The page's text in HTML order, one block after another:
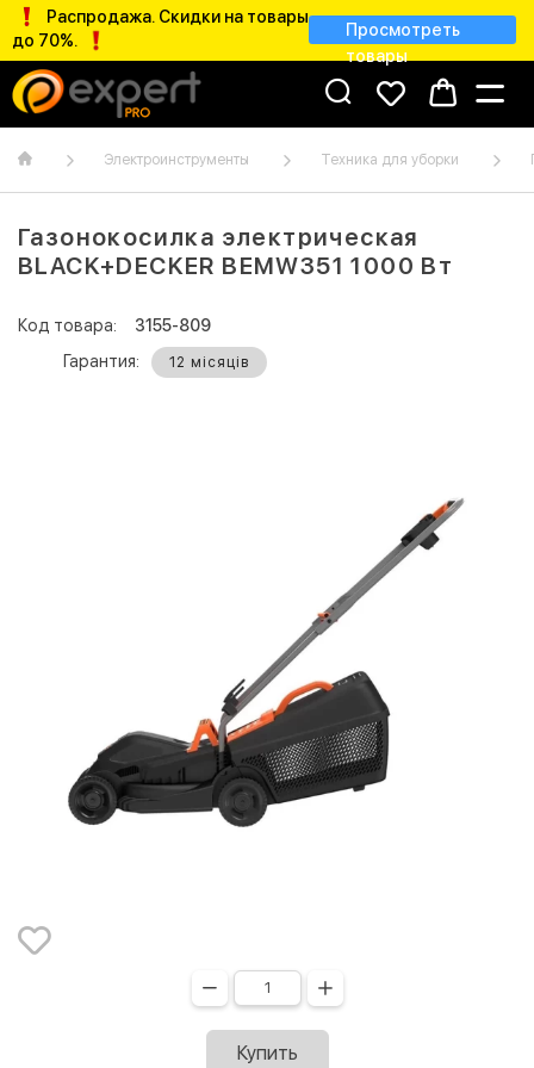
Распродажа. Скидки на товары
до 70%.
Просмотреть
товары
Электроинструменты Техника для уборки
Газонокосилка электрическая
BLACK+DECKER BEMW351 1000 Вт
Код товара:
3155-809
Гарантия:
12 місяців
Купить